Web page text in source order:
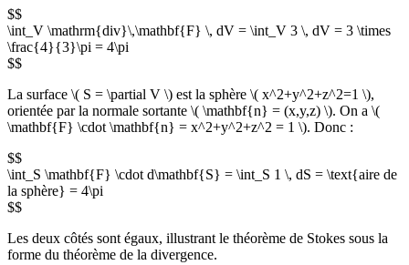
$$
\int_V \mathrm{div}\,\mathbf{F} \, dV = \int_V 3 \, dV = 3 \times
\frac{4}{3}\pi = 4\pi
$$
La surface \( S = \partial V \) est la sphère \( x^2+y^2+z^2=1 \),
orientée par la normale sortante \( \mathbf{n} = (x,y,z) \). On a \(
\mathbf{F} \cdot \mathbf{n} = x^2+y^2+z^2 = 1 \). Donc :
$$
\int_S \mathbf{F} \cdot d\mathbf{S} = \int_S 1 \, dS = \text{aire de
la sphère} = 4\pi
$$
Les deux côtés sont égaux, illustrant le théorème de Stokes sous la
forme du théorème de la divergence.